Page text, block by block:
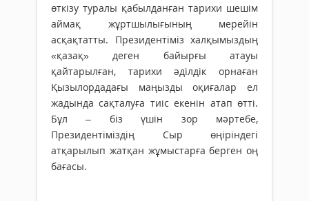
өткізу туралы қабылданған тарихи шешім
аймақ жұртшылығының мерейін
асқақтатты. Президентіміз халқымыздың
«қазақ» деген байырғы атауы
қайтарылған, тарихи әділдік орнаған
Қызылордадағы маңызды оқиғалар ел
жадында сақталуға тиіс екенін атап өтті.
Бұл – біз үшін зор мәртебе,
Президентіміздің Сыр өңіріндегі
атқарылып жатқан жұмыстарға берген оң
бағасы.